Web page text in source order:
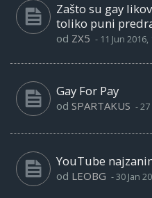
Zašto su gay
toliko puni
od ZX5 - 11 Jun 2016,
Gay For Pay
od SPARTAKUS -27
YouTube
od LEOBG -30 Jan